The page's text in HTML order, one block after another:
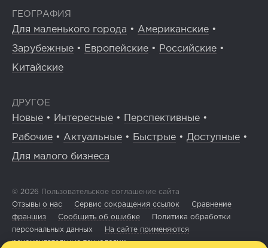
ГЕОГРАФИЯ
Для маленького города • Американские •
Зарубежные • Европейские • Российские •
Китайские
ДРУГОЕ
Новые • Интересные • Перспективные •
Рабочие • Актуальные • Быстрые • Доступные •
Для малого бизнеса
© 2026 Пользовательское соглашение сайта
Отзывы о нас
Сервис сокращения ссылок
Сравнение
франшиз
Сообщить об ошибке
Политика обработки
персональных данных
На сайте применяются
рекомендательные технологии